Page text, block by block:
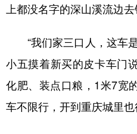
上都没名字的深山溪流边去
“我们家三口人，这车
小五摸着新买的皮卡车门
化肥、装点口粮，1米7宽
车不限行，开到重庆城里也